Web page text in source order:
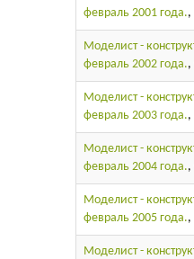
февраль 2001 года.,
Моделист -
февраль 2002 года.,
Моделист -
февраль 2003 года.,
Моделист -
февраль 2004 года.,
Моделист -
февраль 2005 года.,
Моделист -